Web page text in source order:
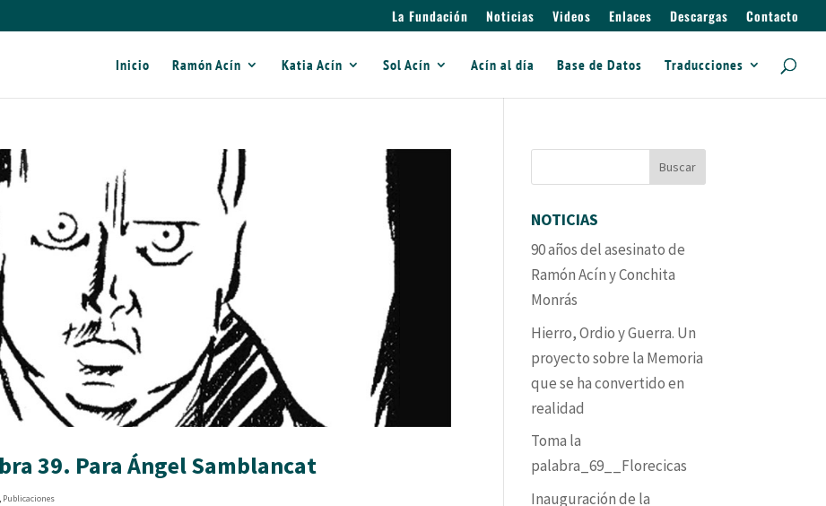
La Fundación Noticias Videos Enlaces Descargas Contacto
Inicio Ramón Acín Katia Acín Sol Acín Acín al día Base de Datos Traducciones
39. Para Ángel Samblancat
, Publicaciones
NOTICIAS
90 años del asesinato de
Ramón Acín y Conchita
Monrás
Hierro, Ordio y Guerra. Un
proyecto sobre la Memoria
que se ha convertido en
realidad
Toma la
palabra_69__Florecicas
Inauguración de la